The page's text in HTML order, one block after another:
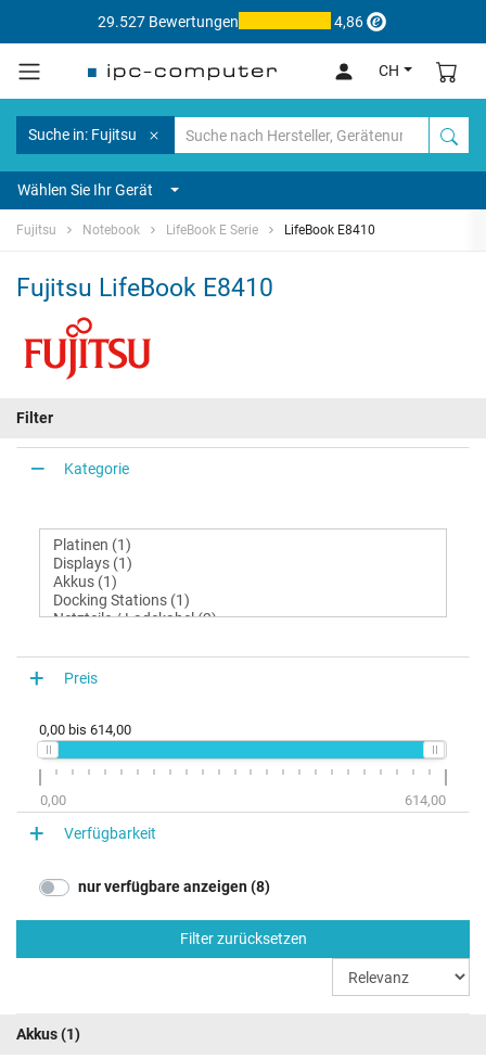
29.527 Bewertungen 4,86
CH
Suche in: Fujitsu
Wählen Sie Ihr Gerät
Fujitsu Notebook LifeBook E Serie LifeBook E8410
Fujitsu LifeBook E8410
Filter
Kategorie
Preis
0,00 bis 614,00
0,00 614,00
Verfügbarkeit
nur verfügbare anzeigen (8)
Filter zurücksetzen
Akkus(1)